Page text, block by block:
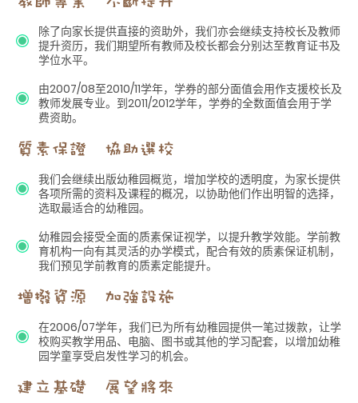
除了向家长提供直接的资助外，我们亦会继续支持校长及教师
提升资历，我们期望所有教师及校长都会分别达至教育证书及
学位水平。
由2007/08至2010/11学年，学券的部分面值会用作支援校长及
教师发展专业。到2011/2012学年，学券的全数面值会用于学
费资助。
我们会继续出版幼稚园概览，增加学校的透明度，为家长提供
各项所需的资料及课程的概况，以协助他们作出明智的选择，
选取最适合的幼稚园。
幼稚园会接受全面的质素保证视学，以提升教学效能。学前教
育机构一向有其灵活的办学模式，配合有效的质素保证机制，
我们预见学前教育的质素定能提升。
在2006/07学年，我们已为所有幼稚园提供一笔过拨款，让学
校购买教学用品、电脑、图书或其他的学习配套，以增加幼稚
园学童享受启发性学习的机会。